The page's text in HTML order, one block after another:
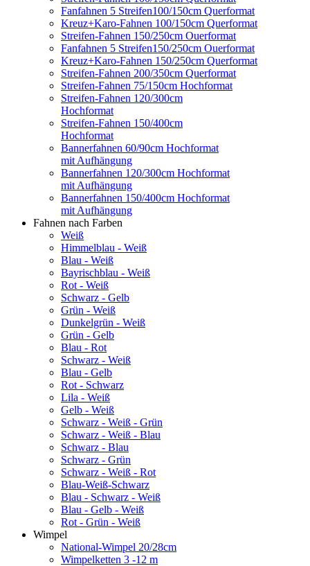
Fanfahnen 5 Streifen100/150cm Querformat
Kreuz+Karo-Fahnen 100/150cm Querformat
Streifen-Fahnen 150/250cm Ouerformat
Fanfahnen 5 Streifen150/250cm Ouerformat
Kreuz+Karo-Fahnen 150/250cm Querformat
Streifen-Fahnen 200/350cm Querformat
Streifen-Fahnen 75/150cm Hochformat
Streifen-Fahnen 120/300cm
Hochformat
Streifen-Fahnen 150/400cm
Hochformat
Bannerfahnen 60/90cm Hochformat
mit Aufhängung
Bannerfahnen 120/300cm Hochformat
mit Aufhängung
Bannerfahnen 150/400cm Hochformat
mit Aufhängung
Fahnen nach Farben
Weiß
Himmelblau - Weiß
Blau - Weiß
Bayrischblau - Weiß
Rot - Weiß
Schwarz - Gelb
Grün - Weiß
Dunkelgrün - Weiß
Grün - Gelb
Blau - Rot
Schwarz - Weiß
Blau - Gelb
Rot - Schwarz
Lila - Weiß
Gelb - Weiß
Schwarz - Weiß - Grün
Schwarz - Weiß - Blau
Schwarz - Blau
Schwarz - Grün
Schwarz - Weiß - Rot
Blau-Weiß-Schwarz
Blau - Schwarz - Weiß
Blau - Gelb - Weiß
Rot - Grün - Weiß
Wimpel
National-Wimpel 20/28cm
Wimpelketten 3 -12 m